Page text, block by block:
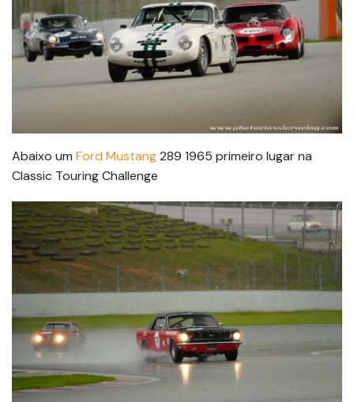
Abaixo um Ford Mustang289 1965 primeiro lugar na
Classic Touring Challenge